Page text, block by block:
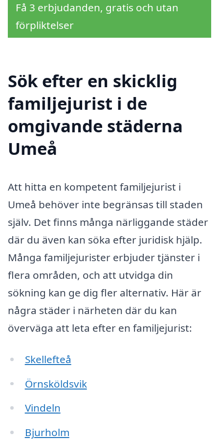
Få 3 erbjudanden, gratis och utan
förpliktelser
Sök efter en skicklig
familjejurist i de
omgivande städerna
Umeå
Att hitta en kompetent familjejurist i
Umeå behöver inte begränsas till staden
själv. Det finns många närliggande städer
där du även kan söka efter juridisk hjälp.
Många familjejurister erbjuder tjänster i
flera områden, och att utvidga din
sökning kan ge dig fler alternativ. Här är
några städer i närheten där du kan
överväga att leta efter en familjejurist:
Skellefteå
Örnsköldsvik
Vindeln
Bjurholm